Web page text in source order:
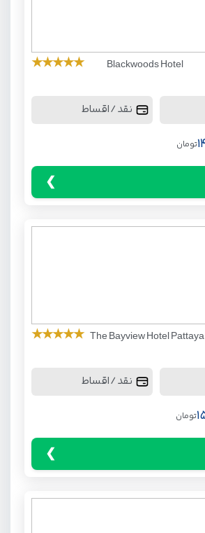
Blackwoods Hotel
★
★
★
★
★
نقد / اقساط
تومان
The Bayview Hotel Pattaya
★
★
★
★
★
نقد / اقساط
تومان